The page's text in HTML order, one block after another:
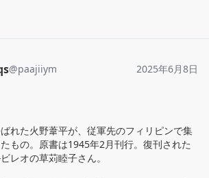
@paajiiym 2025年6月8日
ばれた火野葦平が、従軍先のフィリピンで集
もの。原書は1945年2月刊行。復刊された
レオの草苅睦子さん。